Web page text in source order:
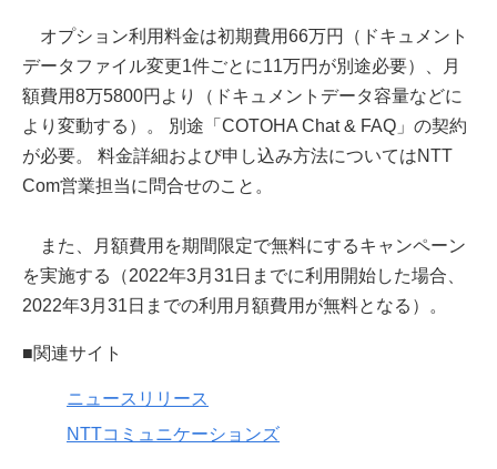
オプション利用料金は初期費用66万円（ドキュメント
データファイル変更1件ごとに11万円が別途必要）、月
額費用8万5800円より（ドキュメントデータ容量などに
より変動する）。 別途「COTOHA Chat & FAQ」の契約
が必要。 料金詳細および申し込み方法についてはNTT
Com営業担当に問合せのこと。
また、月額費用を期間限定で無料にするキャンペーン
を実施する（2022年3月31日までに利用開始した場合、
2022年3月31日までの利用月額費用が無料となる）。
■関連サイト
ニュースリリース
NTTコミュニケーションズ